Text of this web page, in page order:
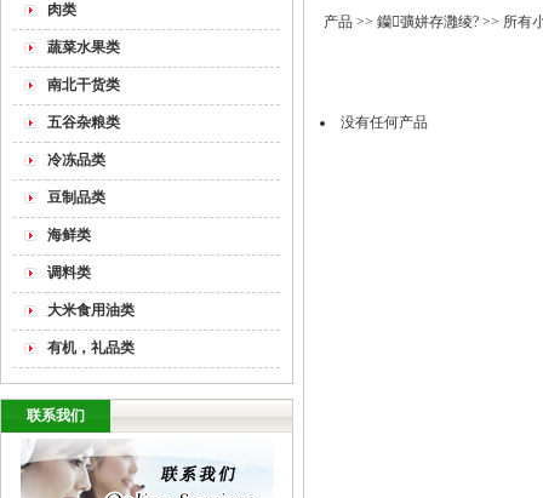
肉类
蔬菜水果类
南北干货类
五谷杂粮类
冷冻品类
豆制品类
海鲜类
调料类
大米食用油类
有机，礼品类
联系我们
产品 >> 钄彍姘存灉绫? >> 所有
没有任何产品